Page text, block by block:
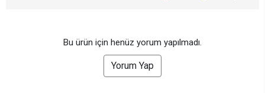
Bu ürün için henüz yorum yapılmadı.
Yorum Yap